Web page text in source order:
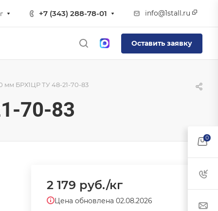
+7 (343) 288-78-01 info@1stall.ru
Оставить заявку
мм БРХ1ЦР ТУ 48-21-70-83
70-83
2 179 руб./кг
Цена обновлена 02.08.2026
0